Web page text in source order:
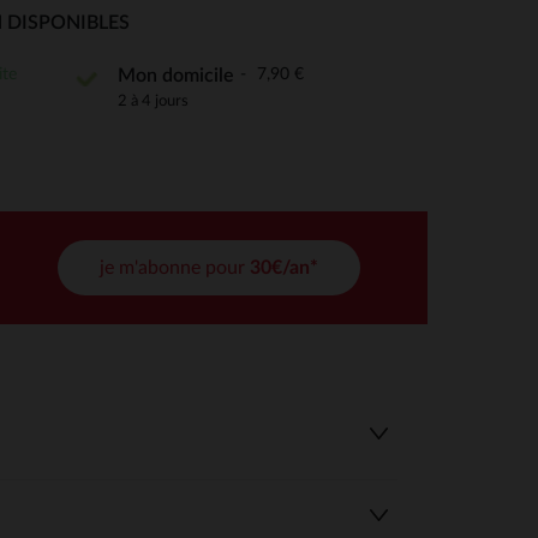
DISPONIBLES
Mon domicile 7,90 €
2 à 4 jours
je m'abonne pour 30€/an*